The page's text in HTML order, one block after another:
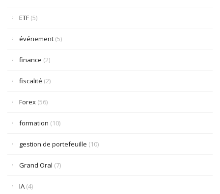
ETF (5)
événement (5)
finance (2)
fiscalité (2)
Forex (56)
formation (10)
gestion de portefeuille (10)
Grand Oral (7)
IA (4)